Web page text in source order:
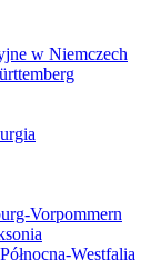
w Niemczech
Vorpommern
Westfalia